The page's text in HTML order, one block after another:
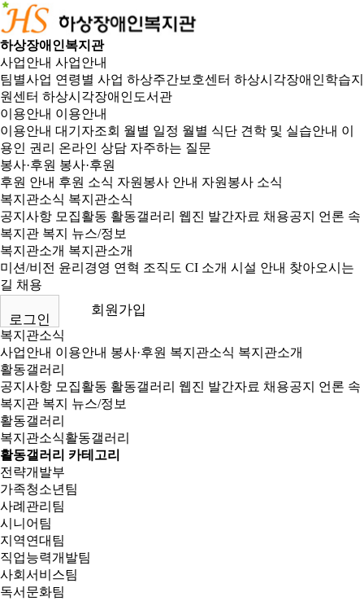
하상장애인복지관
사업안내 사업안내
팀별사업 연령별 사업 하상주간보호센터 하상시각장애인학습지
원센터 하상시각장애인도서관
이용안내 이용안내
이용안내 대기자조회 월별 일정 월별 식단 견학 및 실습안내 이
용인 권리 온라인 상담 자주하는 질문
봉사·후원 봉사·후원
후원 안내 후원 소식 자원봉사 안내 자원봉사 소식
복지관소식 복지관소식
공지사항 모집활동 활동갤러리 웹진 발간자료 채용공지
언론 속
복지관 복지 뉴스/정보
복지관소개 복지관소개
미션/비전 윤리경영 연혁 조직도 CI 소개 시설 안내 찾아오시는
길 채용
로그인
회원가입
복지관소식
사업안내 이용안내 봉사·후원 복지관소식 복지관소개
활동갤러리
공지사항 모집활동 활동갤러리 웹진 발간자료 채용공지
언론 속
복지관 복지 뉴스/정보
활동갤러리
복지관소식활동갤러리
활동갤러리 카테고리
전략개발부
가족청소년팀
사례관리팀
시니어팀
지역연대팀
직업능력개발팀
사회서비스팀
독서문화팀